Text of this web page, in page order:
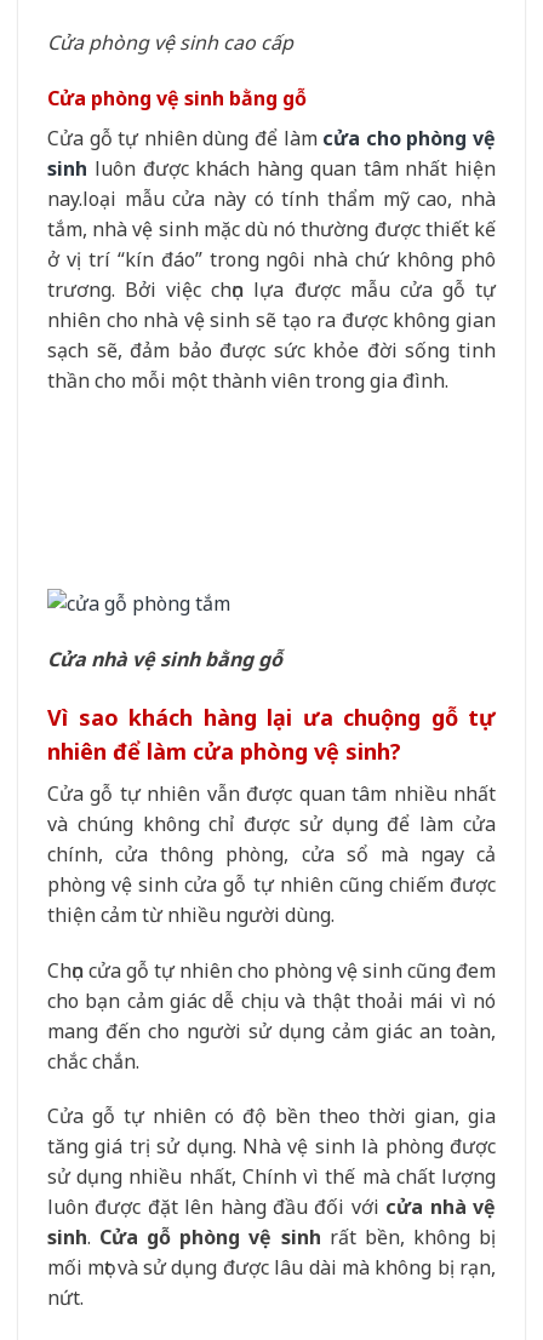
Cửa phòng vệ sinh cao cấp
Cửa phòng vệ sinh bằng gỗ
Cửa gỗ tự nhiên dùng để làm cửa cho phòng vệ
sinh luôn được khách hàng quan tâm nhất hiện
nay.loại mẫu cửa này có tính thẩm mỹ cao, nhà
tắm, nhà vệ sinh mặc dù nó thường được thiết kế
ở vị trí “kín đáo” trong ngôi nhà chứ không phô
trương. Bởi việc chọn lựa được mẫu cửa gỗ tự
nhiên cho nhà vệ sinh sẽ tạo ra được không gian
sạch sẽ, đảm bảo được sức khỏe đời sống tinh
thần cho mỗi một thành viên trong gia đình.
Cửa nhà vệ sinh bằng gỗ
Vì sao khách hàng lại ưa chuộng gỗ tự
nhiên để làm cửa phòng vệ sinh?
Cửa gỗ tự nhiên vẫn được quan tâm nhiều nhất
và chúng không chỉ được sử dụng để làm cửa
chính, cửa thông phòng, cửa sổ mà ngay cả
phòng vệ sinh cửa gỗ tự nhiên cũng chiếm được
thiện cảm từ nhiều người dùng.
Chọn cửa gỗ tự nhiên cho phòng vệ sinh cũng đem
cho bạn cảm giác dễ chịu và thật thoải mái vì nó
mang đến cho người sử dụng cảm giác an toàn,
chắc chắn.
Cửa gỗ tự nhiên có độ bền theo thời gian, gia
tăng giá trị sử dụng. Nhà vệ sinh là phòng được
sử dụng nhiều nhất, Chính vì thế mà chất lượng
luôn được đặt lên hàng đầu đối với cửa nhà vệ
sinh. Cửa gỗ phòng vệ sinh rất bền, không bị
mối mọt và sử dụng được lâu dài mà không bị rạn,
nứt.